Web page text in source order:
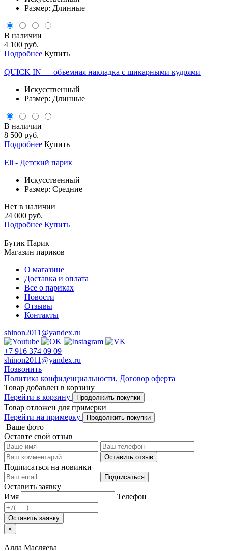
Размер: Длинные
В наличии
4 100 руб.
Подробнее Купить
QUICK IN — объемная накладка с шикарными кудрями
Искусственный
Размер: Длинные
В наличии
8 500 руб.
Подробнее Купить
Eli - Детский парик
Искусственный
Размер: Средние
Нет в наличии
24 000 руб.
Подробнее Купить
Бутик Парик
Магазин париков
О магазине
Доставка и оплата
Все о париках
Новости
Отзывы
Контакты
shinon2011@yandex.ru
+7 916 374 09 09
shinon2011@yandex.ru
Позвонить
Политика конфиденциальности, Договор оферта
Товар добавлен в корзину
Перейти в корзину
Продолжить покупки
Товар отложен для примерки
Перейти на примерку
Продолжить покупки
Ваше фото
Оставте свой отзыв
Оставить отзыв
Подписаться на новинки
Подписаться
Оставить заявку
Имя
Телефон
Оставить заявку
×
Алла Масляева